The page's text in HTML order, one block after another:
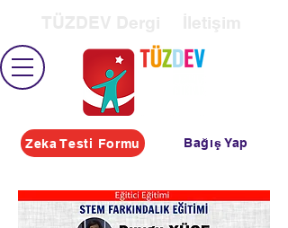
Zeka Testi Formu Bağış Yap